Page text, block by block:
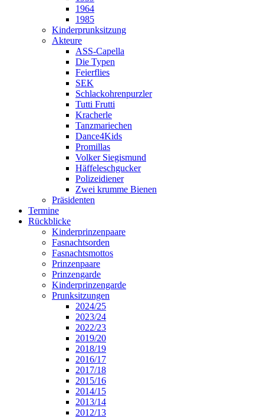
1964
1985
Kinderprunksitzung
Akteure
ASS-Capella
Die Typen
Feierflies
SEK
Schlackohrenpurzler
Tutti Frutti
Kracherle
Tanzmariechen
Dance4Kids
Promillas
Volker Siegismund
Häffeleschgucker
Polizeidiener
Zwei krumme Bienen
Präsidenten
Termine
Rückblicke
Kinderprinzenpaare
Fasnachtsorden
Fasnachtsmottos
Prinzenpaare
Prinzengarde
Kinderprinzengarde
Prunksitzungen
2024/25
2023/24
2022/23
2019/20
2018/19
2016/17
2017/18
2015/16
2014/15
2013/14
2012/13